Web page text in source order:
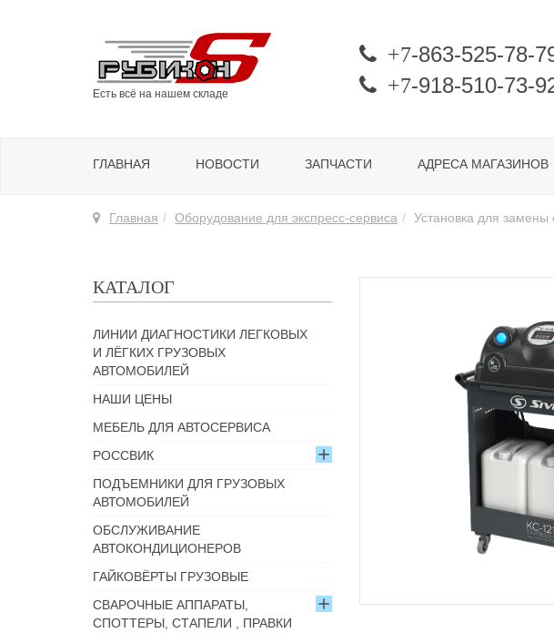
Есть всё на нашем складе
+7-863-525-78-
+7-918-510-73-
ГЛАВНАЯ НОВОСТИ ЗАПЧАСТИ АДРЕСА МАГАЗИНОВ
Главная Оборудование для экспресс-сервиса Установка для
КАТАЛОГ
ЛИНИИ ДИАГНОСТИКИ ЛЕГКОВЫХ
И ЛЁГКИХ ГРУЗОВЫХ
АВТОМОБИЛЕЙ
НАШИ ЦЕНЫ
МЕБЕЛЬ ДЛЯ АВТОСЕРВИСА
РОССВИК
ПОДЪЕМНИКИ ДЛЯ ГРУЗОВЫХ
АВТОМОБИЛЕЙ
ОБСЛУЖИВАНИЕ
АВТОКОНДИЦИОНЕРОВ
ГАЙКОВЁРТЫ ГРУЗОВЫЕ
СВАРОЧНЫЕ АППАРАТЫ,
СПОТТЕРЫ, СТАПЕЛИ , ПРАВКИ